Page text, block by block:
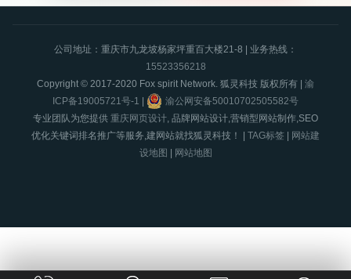
公司地址：重庆市九龙坡杨家坪重百大楼21-8 | 业务热线：
15523356218
Copyright © 2017-2020 Fox spirit Network. 狐灵科技 版权所有 | 渝
ICP备19005721号-1
渝公网安备50010702505582号
专业团队为您提供 重庆网页设计, 品牌网站设计,营销型网站制作,SEO
优化关键词排名推广等服务,建网站就找狐灵科技！ | TAG标签
网站建
设地图
网站地图